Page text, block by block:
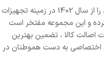
فروشگاه اینترنتی هما ارتباط فعالیت خود را از سال 1402 در زمینه تجهیزات
کرده و این مجموعه مفتخر است
اصالت کالا ، تضمین بهترین
اختصاصی به دست هموطنان در